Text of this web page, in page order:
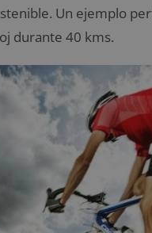
Un ejemplo
durante 40 kms.